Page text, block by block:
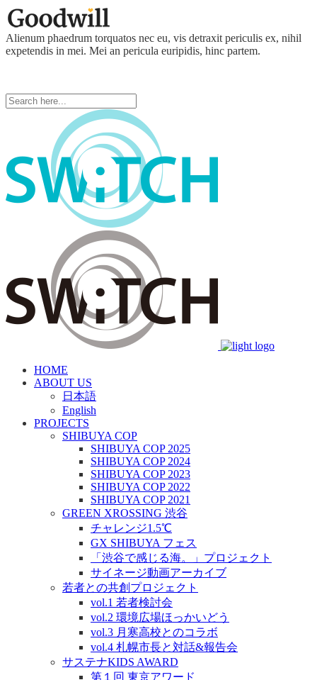
Alienum phaedrum torquatos nec eu, vis detraxit periculis ex, nihil
expetendis in mei. Mei an pericula euripidis, hinc partem.
HOME
ABOUT US
日本語
English
PROJECTS
SHIBUYA COP
SHIBUYA COP 2025
SHIBUYA COP 2024
SHIBUYA COP 2023
SHIBUYA COP 2022
SHIBUYA COP 2021
GREEN XROSSING 渋谷
チャレンジ1.5℃
GX SHIBUYA フェス
「渋谷で感じる海。」プロジェクト
サイネージ動画アーカイブ
若者との共創プロジェクト
vol.1 若者検討会
vol.2 環境広場ほっかいどう
vol.3 月寒高校とのコラボ
vol.4 札幌市長と対話&報告会
サステナKIDS AWARD
第１回 東京アワード